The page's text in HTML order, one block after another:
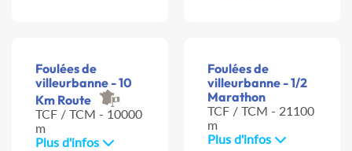
Foulées de
villeurbanne - 10
Km Route
TCF / TCM - 10000
m
Plus d'infos
Foulées de
villeurbanne - 1/2
Marathon
TCF / TCM - 21100
m
Plus d'infos